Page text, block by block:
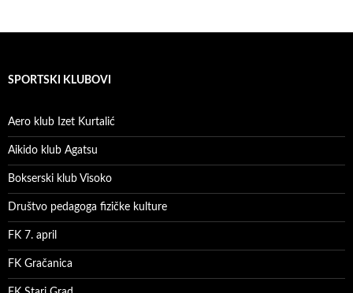
SPORTSKI KLUBOVI
Aero klub Izet Kurtalić
Aikido klub Agatsu
Bokserski klub Visoko
Društvo pedagoga fizičke kulture
FK 7. april
FK Gračanica